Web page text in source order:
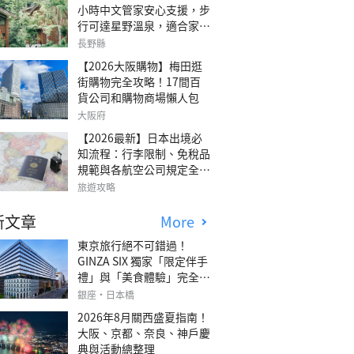
小時中文管家安心支援，步
行可達星野溫泉，適合家庭
旅行、三代同遊與紀念日的
澤森四季VILLA」
長野縣
【2026大阪購物】梅田逛
街購物完全攻略！17間百
貨公司和購物商場懶人包
大阪府
【2026最新】日本出境必
知流程：行李限制、免稅品
規範與各航空公司規定全攻
略
旅遊攻略
章 More
東京旅行絕不可錯過！
GINZA SIX 獨家「限定伴手
禮」與「美食體驗」完全指
南
銀座・日本橋
2026年8月關西盛夏指南！
大阪、京都、奈良、神戶慶
典與活動總整理